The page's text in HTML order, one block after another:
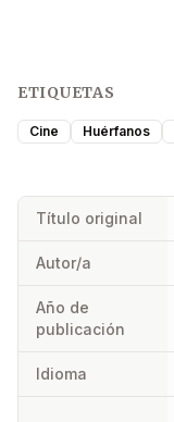
ETIQUETAS
Cine Huérfanos
Título original
Autor/a
Año de
publicación
Idioma